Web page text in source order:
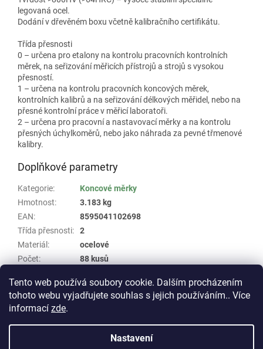
Tento web používá soubory cookie. Dalším procházením
tohoto webu vyjadřujete souhlas s jejich používáním.. Více
informací zde.
Nastavení
legovaná ocel.
Dodání v dřevěném boxu včetně kalibračního certifikátu.
Třída přesnosti
0 – určena pro etalony na kontrolu pracovních kontrolních
měrek, na seřizování měřicích přístrojů a strojů s vysokou
přesností.
1 – určena na kontrolu pracovních koncových měrek,
kontrolních kalibrů a na seřizování délkových měřidel, nebo na
přesné kontrolní práce v měřicí laboratoři.
2 – určena pro pracovní a nastavovací měrky a na kontrolu
přesných úchylkoměrů, nebo jako náhrada za pevné třmenové
kalibry.
Doplňkové parametry
Kategorie:
Koncové měrky
Hmotnost:
3.183 kg
EAN:
8595041102698
Třída přesnosti:
2
Materiál :
ocelové
Počet:
88 kusů